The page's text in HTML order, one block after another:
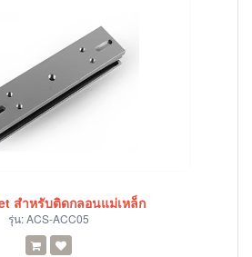
สำหรับติดกลอนแม่เหล็ก
รุ่น:ACS-ACC05